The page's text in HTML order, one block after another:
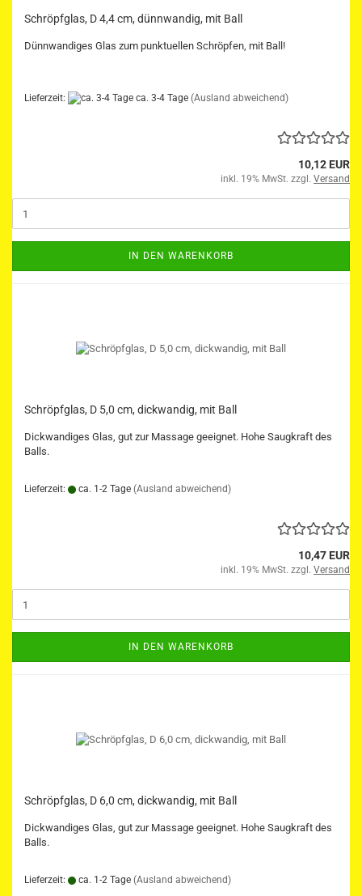
Schröpfglas, D 4,4 cm, dünnwandig, mit Ball
Dünnwandiges Glas zum punktuellen Schröpfen, mit Ball!
Lieferzeit: ca. 3-4 Tage (Ausland abweichend)
10,12 EUR
inkl. 19% MwSt. zzgl. Versand
IN DEN WARENKORB
Schröpfglas, D 5,0 cm, dickwandig, mit Ball
Dickwandiges Glas, gut zur Massage geeignet. Hohe Saugkraft des
Balls.
Lieferzeit: ca. 1-2 Tage (Ausland abweichend)
10,47 EUR
inkl. 19% MwSt. zzgl. Versand
IN DEN WARENKORB
Schröpfglas, D 6,0 cm, dickwandig, mit Ball
Dickwandiges Glas, gut zur Massage geeignet. Hohe Saugkraft des
Balls.
Lieferzeit: ca. 1-2 Tage (Ausland abweichend)